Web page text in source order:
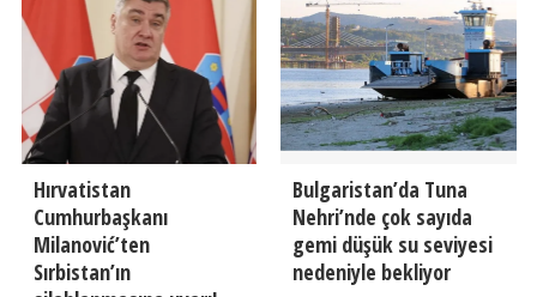
Hırvatistan
Cumhurbaşkanı
Milanović’ten
Sırbistan’ın
Bulgaristan’da Tuna
Nehri’nde çok sayıda
gemi düşük su seviyesi
nedeniyle bekliyor